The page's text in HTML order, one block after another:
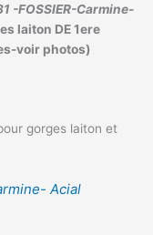
-FOSSIER-Carmine-
laiton DE 1ere
voir photos)
gorges laiton et
Acial